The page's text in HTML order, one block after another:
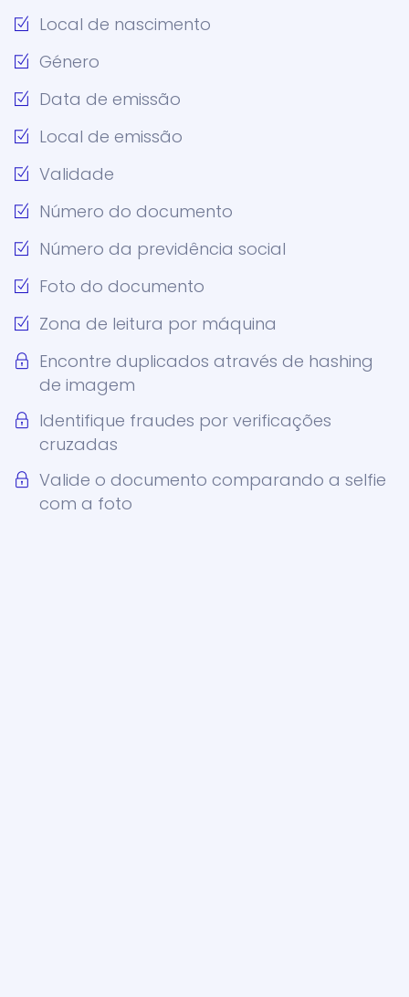
Local de nascimento
Género
Data de emissão
Local de emissão
Validade
Número do documento
Número da previdência social
Foto do documento
Zona de leitura por máquina
Encontre duplicados através de hashing
de imagem
Identifique fraudes por verificações
cruzadas
Valide o documento comparando a selfie
com a foto